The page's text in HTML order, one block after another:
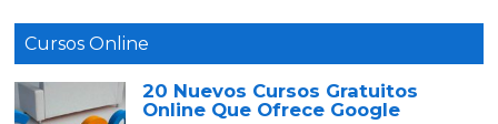
Cursos Online
20 Nuevos Cursos Gratuitos
Online Que Ofrece Google